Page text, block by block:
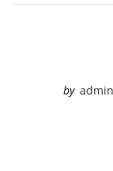
by admin